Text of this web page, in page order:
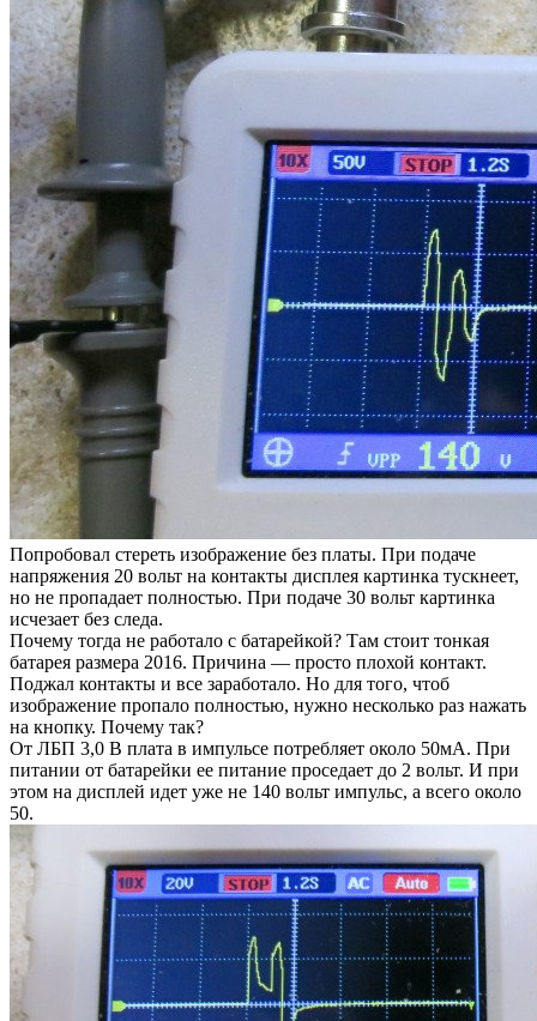
Попробовал стереть изображение без платы. При подаче
напряжения 20 вольт на контакты дисплея картинка тускнеет,
но не пропадает полностью. При подаче 30 вольт картинка
исчезает без следа.
Почему тогда не работало с батарейкой? Там стоит тонкая
батарея размера 2016. Причина — просто плохой контакт.
Поджал контакты и все заработало. Но для того, чтоб
изображение пропало полностью, нужно несколько раз нажать
на кнопку. Почему так?
От ЛБП 3,0 В плата в импульсе потребляет около 50мА. При
питании от батарейки ее питание проседает до 2 вольт. И при
этом на дисплей идет уже не 140 вольт импульс, а всего около
50.